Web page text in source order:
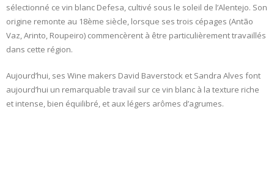
sélectionné ce vin blanc Defesa, cultivé sous le soleil de l’Alentejo. Son
origine remonte au 18ème siècle, lorsque ses trois cépages (Antão
Vaz, Arinto, Roupeiro) commencèrent à être particulièrement travaillés
dans cette région.
Aujourd’hui, ses Wine makers David Baverstock et Sandra Alves font
aujourd’hui un remarquable travail sur ce vin blanc à la texture riche
et intense, bien équilibré, et aux légers arômes d’agrumes.